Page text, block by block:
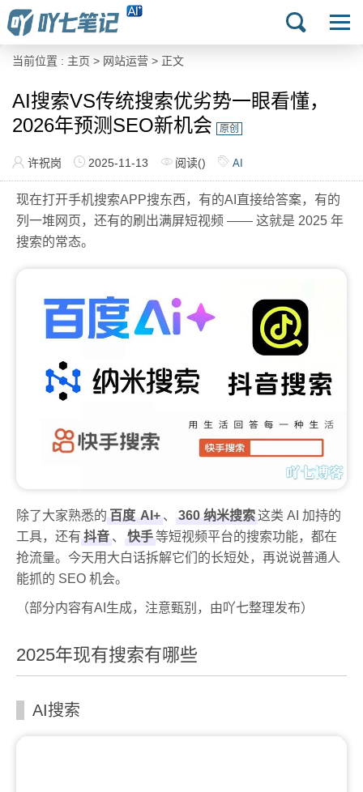
当前位置 : 主页 > 网站运营 > 正文
AI搜索VS传统搜索优劣势一眼看懂，
2026年预测SEO新机会
原创
许祝岗 2025-11-13 阅读() AI
现在打开手机搜索APP搜东西，有的AI直接给答案，有的
列一堆网页，还有的刷出满屏短视频 —— 这就是 2025 年
搜索的常态。
除了大家熟悉的 百度 AI+ 、 360 纳米搜索这类 AI 加持的
工具，还有 抖音 、 快手等短视频平台的搜索功能，都在
抢流量。今天用大白话拆解它们的长短处，再说说普通人
能抓的 SEO 机会。
（部分内容有AI生成，注意甄别，由吖七整理发布）
2025年现有搜索有哪些
AI搜索